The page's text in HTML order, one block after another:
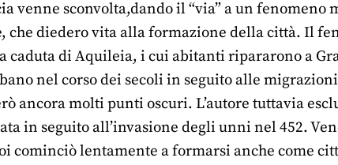
venne sconvolta,dando il “via” a un fenomeno
diedero vita alla formazione della città. Il
caduta di Aquileia, i cui abitanti ripararono a
nel corso dei secoli in seguito alle
ancora molti punti oscuri. L’autore tuttavia
in seguito all’invasione degli unni nel 452.
cominciò lentamente a formarsi anche come